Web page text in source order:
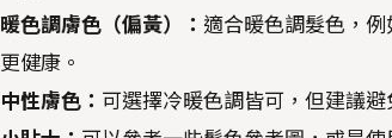
暖色調膚色（偏黃）： 適合暖色調髮色，
更健康。
中性膚色： 可選擇冷暖色調皆可，但建議